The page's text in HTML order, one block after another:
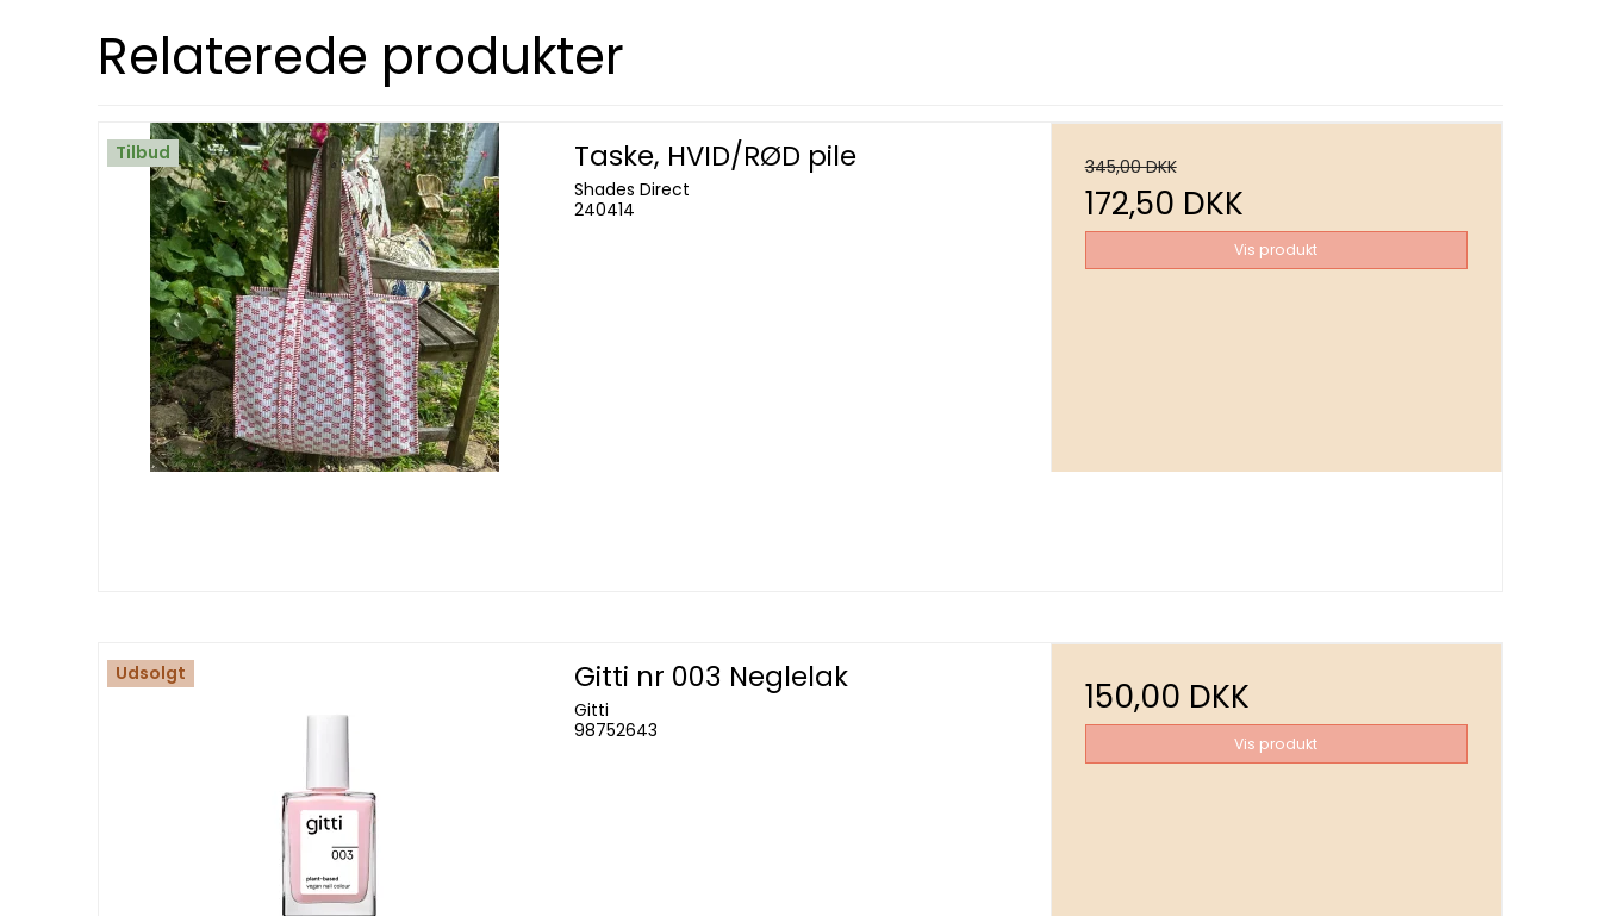
Relaterede produkter
Tilbud Taske, HVID/RØD pile
Shades Direct
240414
345,00 DKK
172,50 DKK
Vis produkt
Udsolgt Gitti nr 003 Neglelak
Gitti
98752643
150,00 DKK
Vis produkt